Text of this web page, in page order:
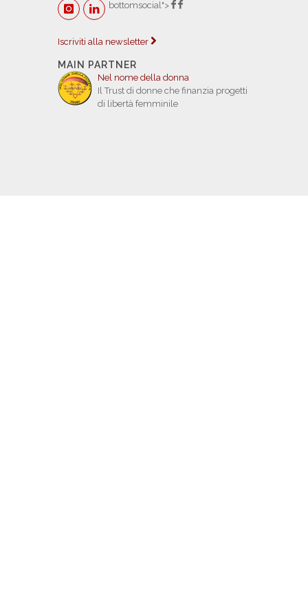
bottomsocial">
Iscriviti alla newsletter
MAIN PARTNER
Nel nome della donna
Il Trust di donne che finanzia progetti
di libertà femminile